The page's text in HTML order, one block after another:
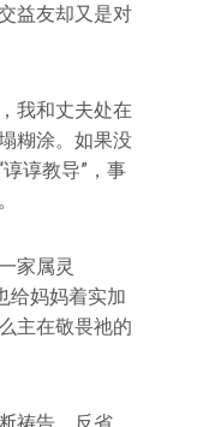
益友却又是对
我和丈夫处在
糊涂。如果没
谆教导”，事
家属灵
给妈妈着实加
主在敬畏祂的